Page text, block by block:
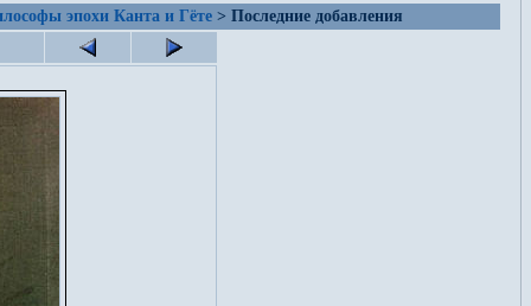
эпохи Канта и Гёте > Последние добавления